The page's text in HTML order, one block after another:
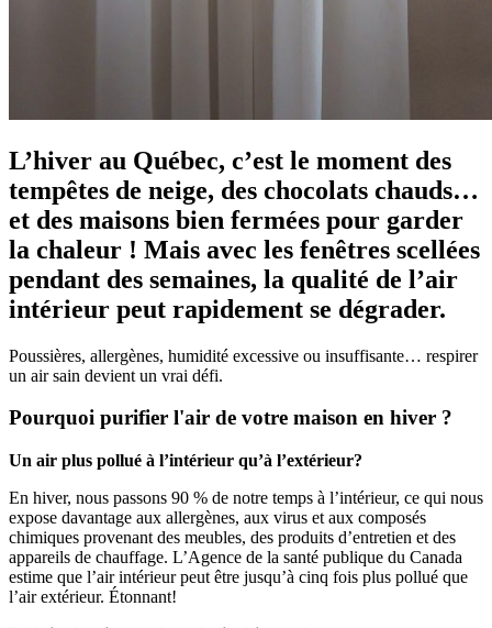
L’hiver au Québec, c’est le moment des
tempêtes de neige, des chocolats chauds…
et des maisons bien fermées pour garder
la chaleur ! Mais avec les fenêtres scellées
pendant des semaines, la qualité de l’air
intérieur peut rapidement se dégrader.
Poussières, allergènes, humidité excessive ou insuffisante… respirer
un air sain devient un vrai défi.
Pourquoi purifier l'air de votre maison en hiver ?
Un air plus pollué à l’intérieur qu’à l’extérieur?
En hiver, nous passons 90 % de notre temps à l’intérieur, ce qui nous
expose davantage aux allergènes, aux virus et aux composés
chimiques provenant des meubles, des produits d’entretien et des
appareils de chauffage. L’Agence de la santé publique du Canada
estime que l’air intérieur peut être jusqu’à cinq fois plus pollué que
l’air extérieur. Étonnant!